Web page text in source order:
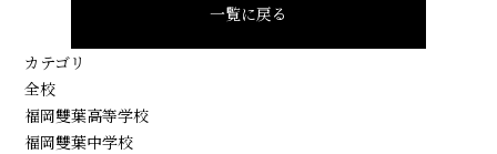
一覧に戻る
カテゴリ
全校
福岡雙葉高等学校
福岡雙葉中学校